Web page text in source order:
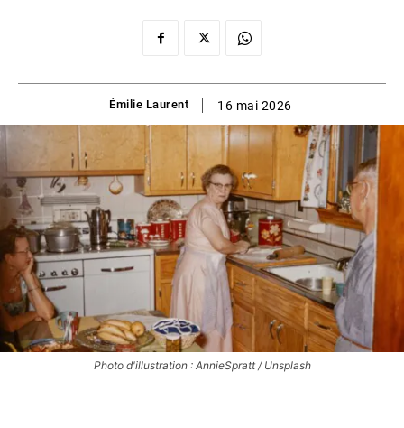
Émilie Laurent 16 mai 2026
Photo d'illustration : AnnieSpratt / Unsplash